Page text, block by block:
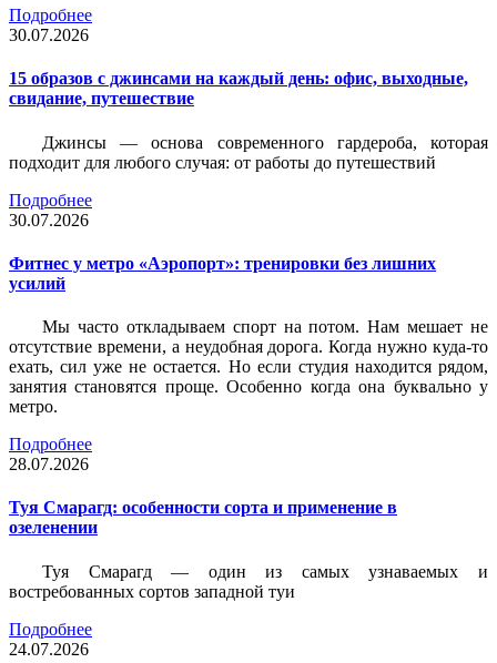
Подробнее
30.07.2026
15 образов с джинсами на каждый день: офис, выходные,
свидание, путешествие
Джинсы — основа современного гардероба, которая
подходит для любого случая: от работы до путешествий
Подробнее
30.07.2026
Фитнес у метро «Аэропорт»: тренировки без лишних
усилий
Мы часто откладываем спорт на потом. Нам мешает не
отсутствие времени, а неудобная дорога. Когда нужно куда-то
ехать, сил уже не остается. Но если студия находится рядом,
занятия становятся проще. Особенно когда она буквально у
метро.
Подробнее
28.07.2026
Туя Смарагд: особенности сорта и применение в
озеленении
Туя Смарагд — один из самых узнаваемых и
востребованных сортов западной туи
Подробнее
24.07.2026